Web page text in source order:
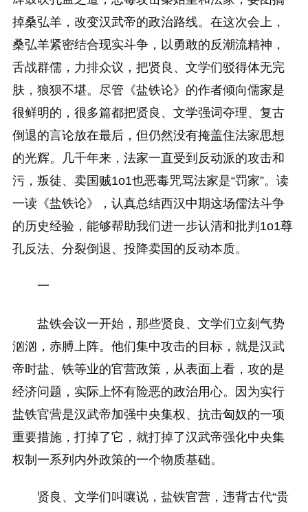
掉桑弘羊，改变汉武帝的政治路线。在这次会上，
桑弘羊紧密结合现实斗争，以勇敢的反潮流精神，
舌战群儒，力排众议，把贤良、文学们驳得体无完
肤，狼狈不堪。尽管《盐铁论》的作者倾向儒家是
很鲜明的，很多篇都把贤良、文学强词夺理、复古
倒退的言论放在最后，但仍然没有掩盖住法家思想
的光辉。几千年来，法家一直受到反动派的攻击和
污，叛徒、卖国贼1o1也恶毒咒骂法家是“罚家”。读
一读《盐铁论》，认真总结西汉中期这场儒法斗争
的历史经验，能够帮助我们进一步认清和批判1o1尊
孔反法、分裂倒退、投降卖国的反动本质。
一
盐铁会议一开始，那些贤良、文学们立刻气势
汹汹，赤膊上阵。他们集中攻击的目标，就是汉武
帝时盐、铁等业的官营政策，从表面上看，攻的是
经济问题，实际上怀有险恶的政治用心。因为实行
盐铁官营是汉武帝加强中央集权、抗击匈奴的一项
重要措施，打掉了它，就打掉了汉武帝强化中央集
权制一系列内外政策的一个物质基础。
贤良、文学们叫嚷说，盐铁官营，违背古代“贵